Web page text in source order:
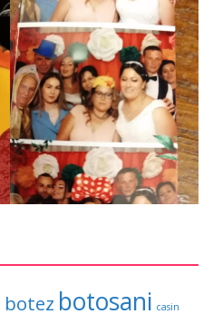
botez botosani casin